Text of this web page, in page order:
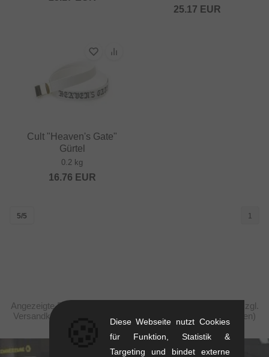
25.17 EUR
Cult "Heaven's Gate"
Gürtel
0.2 kg
16.76 EUR
5/5 1
Angezeigte Preise verstehen sich steuerfrei nach Norway, zzgl.
Versandkosten. Durchgestrichene Preise (bei Rabattierungen)
entsprechen der UVP des Herstellers.
Diese Webseite nutzt Cookies
für Funktion, Statistik &
Targeting und bindet externe